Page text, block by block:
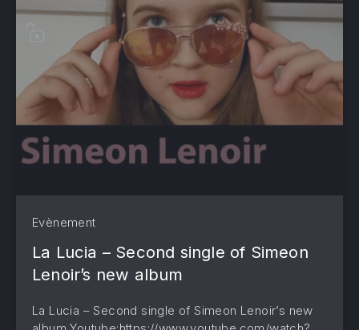
Evènement
La Lucia – Second single of Simeon
Lenoir’s new album
La Lucia – Second single of Simeon Lenoir’s new